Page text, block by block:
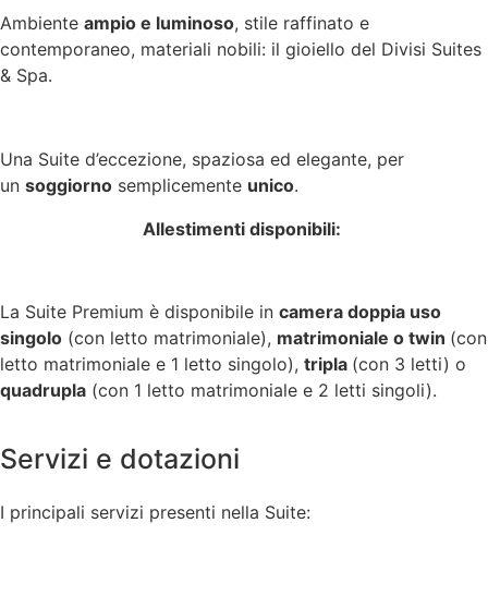
Ambiente ampio e luminoso, stile raffinato e
contemporaneo, materiali nobili: il gioiello del Divisi Suites
& Spa.
Una Suite d’eccezione, spaziosa ed elegante, per
un soggiorno semplicemente unico.
Allestimenti disponibili:
La Suite Premium è disponibile in camera doppia uso
singolo (con letto matrimoniale), matrimoniale o twin (con
letto matrimoniale e 1 letto singolo), tripla (con 3 letti) o
quadrupla (con 1 letto matrimoniale e 2 letti singoli).
Servizi e dotazioni
I principali servizi presenti nella Suite: